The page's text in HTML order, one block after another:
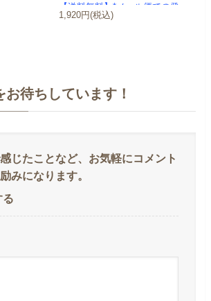
【送料無料】*メール便での発
送...
1,920円(税込)
待ちしています！
る